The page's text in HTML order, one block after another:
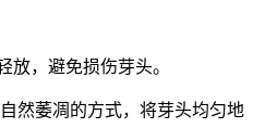
，避免损伤芽头。
然萎凋的方式，将芽头均匀地